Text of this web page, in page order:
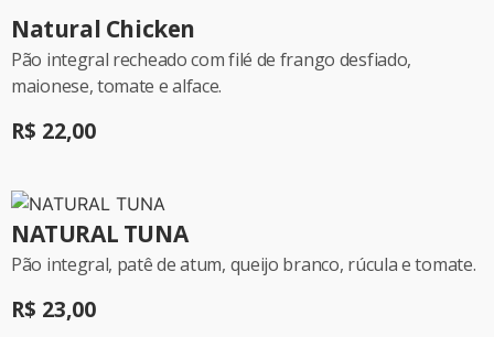
Natural Chicken
Pão integral recheado com filé de frango desfiado,
maionese, tomate e alface.
R$ 22,00
NATURAL TUNA
Pão integral, patê de atum, queijo branco, rúcula e tomate.
R$ 23,00